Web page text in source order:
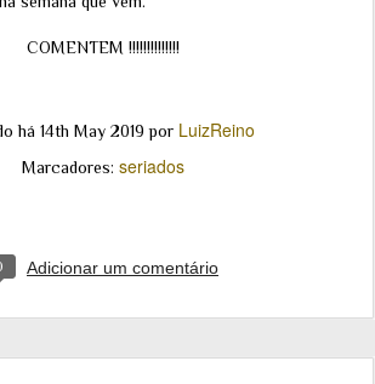
COMENTEM !!!!!!!!!!!!!!
há 14th May 2019 por LuizReino
Marcadores: seriados
Adicionar um comentário